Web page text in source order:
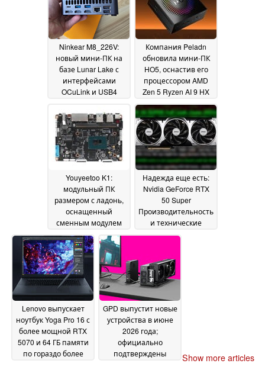
Ninkear M8_226V:
новый мини-ПК на
базе Lunar Lake с
интерфейсами
OCuLink и USB4
16 June 2026
Компания Peladn
обновила мини-ПК
HO5, оснастив его
процессором AMD
Zen 5 Ryzen AI 9 HX
470 и интерфейсом
OCuLink 14 June 2026
Youyeetoo K1:
модульный ПК
размером с ладонь,
оснащенный
сменным модулем
Intel N100 с
интерфейсами SATA,
eDP и 27 контактами
GPIO, по цене от 210
долларов
12 June 2026
Надежда еще есть:
Nvidia GeForce RTX
50 Super
Производительность
и технические
характеристики
хорошее
соотношение цена/
производительность
11 June 2026
Lenovo выпускает
ноутбук Yoga Pro 16 с
более мощной RTX
5070 и 64 ГБ памяти
по гораздо более
GPD выпустит новые
устройства в июне
2026 года;
официально
подтверждены
Show more articles